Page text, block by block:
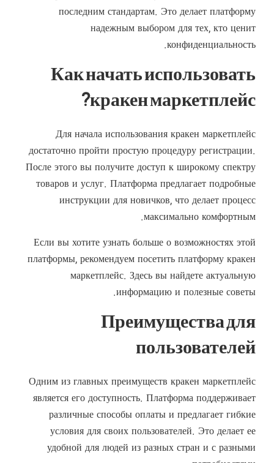
последним стандартам. Это делает платформу
надежным выбором для тех, кто ценит
конфиденциальность.
Как начать использовать
кракен маркетплейс?
Для начала использования кракен маркетплейс
достаточно пройти простую процедуру регистрации.
После этого вы получите доступ к широкому спектру
товаров и услуг. Платформа предлагает подробные
инструкции для новичков, что делает процесс
максимально комфортным.
Если вы хотите узнать больше о возможностях этой
платформы, рекомендуем посетить платформу кракен
маркетплейс. Здесь вы найдете актуальную
информацию и полезные советы.
Преимущества для
пользователей
Одним из главных преимуществ кракен маркетплейс
является его доступность. Платформа поддерживает
различные способы оплаты и предлагает гибкие
условия для своих пользователей. Это делает ее
удобной для людей из разных стран и с разными